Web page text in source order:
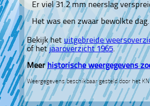
Er viel 31.2 mm neerslag
Het was een zwaar bewolkte dag.
Bekijk het uitgebreide
of hetjaaroverzicht 1965.
Meer historische weergegevens
Weergegevens beschikbaar gesteld door het